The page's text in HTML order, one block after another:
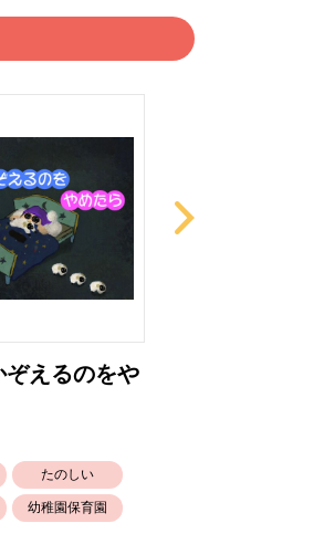
ぞえるのをや
たのしい
幼稚園保育園